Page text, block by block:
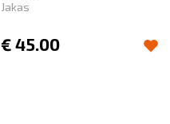
Jakas
€45.00